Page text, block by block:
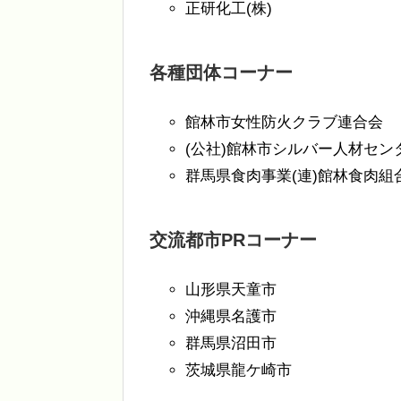
正研化工(株)
各種団体コーナー
館林市女性防火クラブ連合会
(公社)館林市シルバー人材セン
群馬県食肉事業(連)館林食肉組
交流都市PRコーナー
山形県天童市
沖縄県名護市
群馬県沼田市
茨城県龍ケ崎市